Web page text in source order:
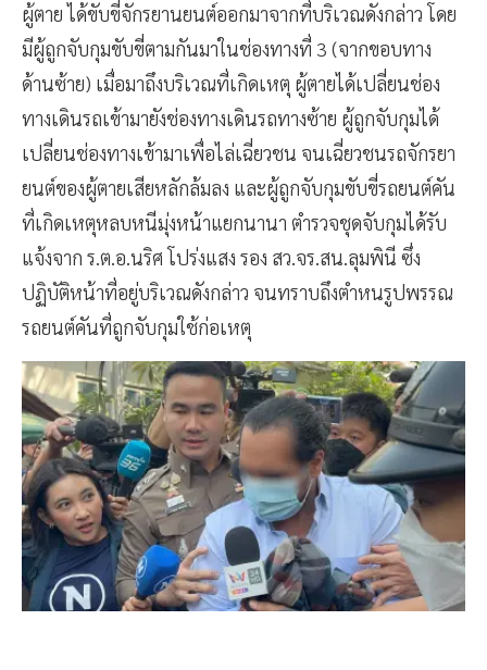
ผู้ตาย ได้ขับขี่จักรยานยนต์ออกมาจากที่บริเวณดังกล่าว โดย
มีผู้ถูกจับกุมขับขี่ตามกันมาในช่องทางที่ 3 (จากขอบทาง
ด้านซ้าย) เมื่อมาถึงบริเวณที่เกิดเหตุ ผู้ตายได้เปลี่ยนช่อง
ทางเดินรถเข้ามายังช่องทางเดินรถทางซ้าย ผู้ถูกจับกุมได้
เปลี่ยนช่องทางเข้ามาเพื่อไล่เฉี่ยวชน จนเฉี่ยวชนรถจักรยา
ยนต์ของผู้ตายเสียหลักล้มลง และผู้ถูกจับกุมขับขี่รถยนต์คัน
ที่เกิดเหตุหลบหนีมุ่งหน้าแยกนานา ตำรวจชุดจับกุมได้รับ
แจ้งจาก ร.ต.อ.นริศ โปร่งแสง รอง สว.จร.สน.ลุมพินี ซึ่ง
ปฏิบัติหน้าที่อยู่บริเวณดังกล่าว จนทราบถึงตำหนรูปพรรณ
รถยนต์คันที่ถูกจับกุมใช้ก่อเหตุ